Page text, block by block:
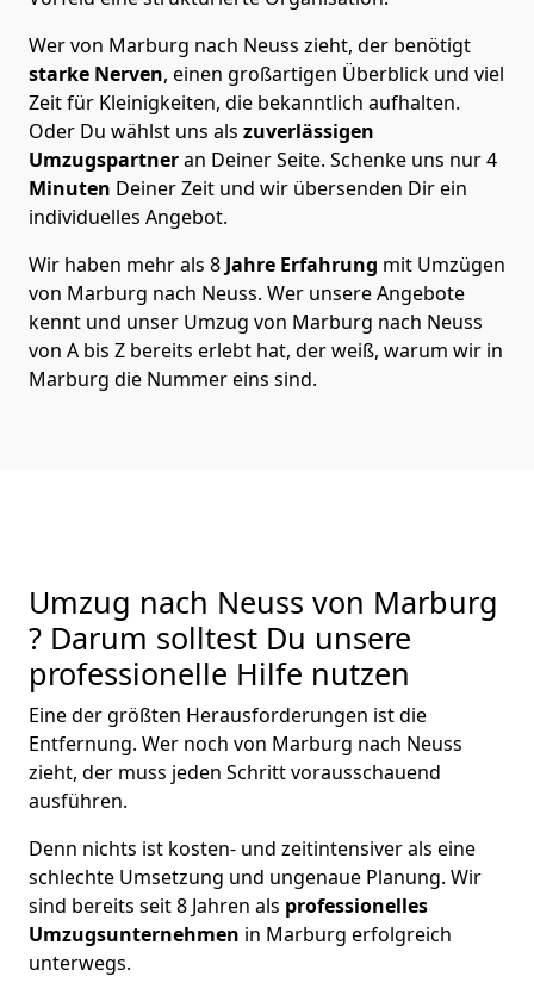
Wer von Marburg nach Neuss zieht, der benötigt
starke Nerven, einen großartigen Überblick und viel
Zeit für Kleinigkeiten, die bekanntlich aufhalten.
Oder Du wählst uns als zuverlässigen
Umzugspartneran Deiner Seite. Schenke uns nur4
Minuten Deiner Zeit und wir übersenden Dir ein
individuelles Angebot.
Wir haben mehr als 8 Jahre Erfahrung mit Umzügen
von Marburg nach Neuss. Wer unsere Angebote
kennt und unser Umzug von Marburg nach Neuss
von A bis Z bereits erlebt hat, der weiß, warum wir in
Marburg die Nummer eins sind.
Umzug nach Neuss von Marburg
? Darum solltest Du unsere
professionelle Hilfe nutzen
Eine der größten Herausforderungen ist die
Entfernung. Wer noch von Marburg nach Neuss
zieht, der muss jeden Schritt vorausschauend
ausführen.
Denn nichts ist kosten- und zeitintensiver als eine
schlechte Umsetzung und ungenaue Planung. Wir
sind bereits seit 8 Jahren als professionelles
Umzugsunternehmen in Marburg erfolgreich
unterwegs.